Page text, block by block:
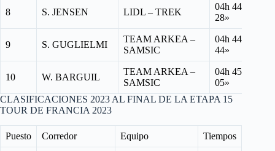
8 S. JENSEN LIDL – TREK
04h 44′
28»
9 S. GUGLIELMI
TEAM ARKEA –
SAMSIC
04h 44′
44»
10 W. BARGUIL
TEAM ARKEA –
SAMSIC
04h 45′
05»
CLASIFICACIONES 2023 AL FINAL DE LA ETAPA 15
TOUR DE FRANCIA 2023
Puesto Corredor Equipo Tiempos